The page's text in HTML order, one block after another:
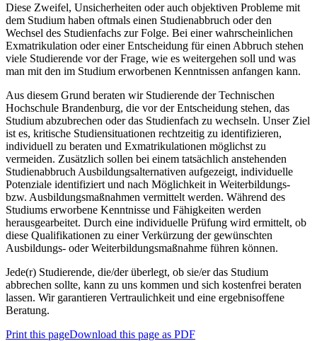
Diese Zweifel, Unsicherheiten oder auch objektiven Probleme mit
dem Studium haben oftmals einen Studienabbruch oder den
Wechsel des Studienfachs zur Folge. Bei einer wahrscheinlichen
Exmatrikulation oder einer Entscheidung für einen Abbruch stehen
viele Studierende vor der Frage, wie es weitergehen soll und was
man mit den im Studium erworbenen Kenntnissen anfangen kann.
Aus diesem Grund beraten wir Studierende der Technischen
Hochschule Brandenburg, die vor der Entscheidung stehen, das
Studium abzubrechen oder das Studienfach zu wechseln. Unser Ziel
ist es, kritische Studiensituationen rechtzeitig zu identifizieren,
individuell zu beraten und Exmatrikulationen möglichst zu
vermeiden. Zusätzlich sollen bei einem tatsächlich anstehenden
Studienabbruch Ausbildungsalternativen aufgezeigt, individuelle
Potenziale identifiziert und nach Möglichkeit in Weiterbildungs-
bzw. Ausbildungsmaßnahmen vermittelt werden. Während des
Studiums erworbene Kenntnisse und Fähigkeiten werden
herausgearbeitet. Durch eine individuelle Prüfung wird ermittelt, ob
diese Qualifikationen zu einer Verkürzung der gewünschten
Ausbildungs- oder Weiterbildungsmaßnahme führen können.
Jede(r) Studierende, die/der überlegt, ob sie/er das Studium
abbrechen sollte, kann zu uns kommen und sich kostenfrei beraten
lassen. Wir garantieren Vertraulichkeit und eine ergebnisoffene
Beratung.
Print this pageDownload this page as PDF